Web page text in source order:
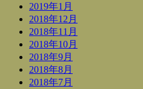
2019年1月
2018年12月
2018年11月
2018年10月
2018年9月
2018年8月
2018年7月